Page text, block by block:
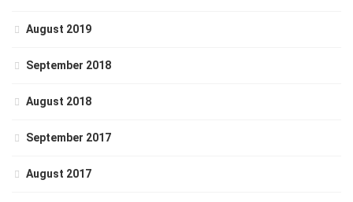
August 2019
September 2018
August 2018
September 2017
August 2017